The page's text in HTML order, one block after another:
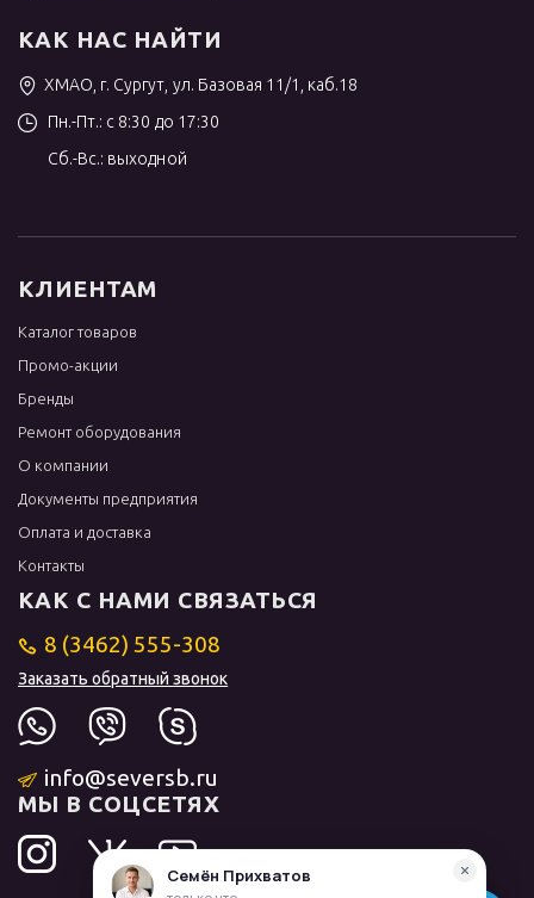
КАК НАС НАЙТИ
ХМАО, г. Сургут, ул. Базовая 11/1, каб.18
Пн.-Пт.: с 8:30 до 17:30
Сб.-Вс.: выходной
КЛИЕНТАМ
Каталог товаров
Промо-акции
Бренды
Ремонт оборудования
О компании
Документы предприятия
Оплата и доставка
Контакты
КАК С НАМИ СВЯЗАТЬСЯ
8 (3462) 555-308
Заказать обратный звонок
info@seversb.ru
МЫ В СОЦСЕТЯХ